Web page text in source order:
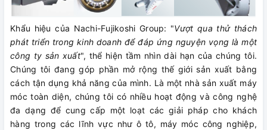
Khẩu hiệu của Nachi-Fujikoshi Group: "Vượt qua thử thách
phát triển trong kinh doanh để đáp ứng nguyện vọng là một
công ty sản xuất", thể hiện tầm nhìn dài hạn của chúng tôi.
Chúng tôi đang góp phần mở rộng thế giới sản xuất bằng
cách tận dụng khả năng của mình. Là một nhà sản xuất máy
móc toàn diện, chúng tôi có nhiều hoạt động và công nghệ
đa dạng để cung cấp một loạt các giải pháp cho khách
hàng trong các lĩnh vực như ô tô, máy móc công nghiệp,